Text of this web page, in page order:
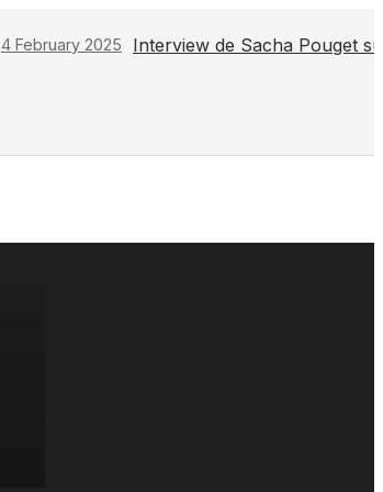
4 February 2025 Interview de Sacha Pouget